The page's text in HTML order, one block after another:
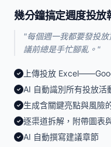
幾分鐘搞定週度投放
"每個週一我都要發投
議前總是手忙腳亂。"
✓ 上傳投放
✓ AI 自動識別所有投放活
✓ 生成含關鍵亮點與風險
✓ 逐渠道拆解，附帶圖表
✓ AI 自動撰寫建議章節